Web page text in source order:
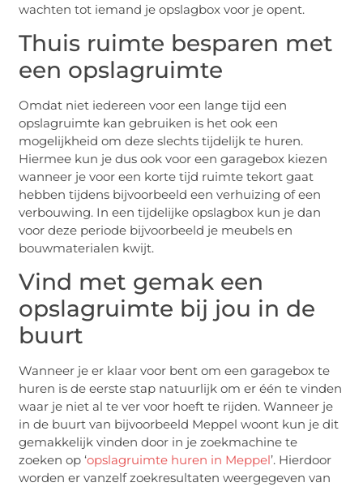
wachten tot iemand je opslagbox voor je opent.
Thuis ruimte besparen met
een opslagruimte
Omdat niet iedereen voor een lange tijd een
opslagruimte kan gebruiken is het ook een
mogelijkheid om deze slechts tijdelijk te huren.
Hiermee kun je dus ook voor een garagebox kiezen
wanneer je voor een korte tijd ruimte tekort gaat
hebben tijdens bijvoorbeeld een verhuizing of een
verbouwing. In een tijdelijke opslagbox kun je dan
voor deze periode bijvoorbeeld je meubels en
bouwmaterialen kwijt.
Vind met gemak een
opslagruimte bij jou in de
buurt
Wanneer je er klaar voor bent om een garagebox te
huren is de eerste stap natuurlijk om er één te vinden
waar je niet al te ver voor hoeft te rijden. Wanneer je
in de buurt van bijvoorbeeld Meppel woont kun je dit
gemakkelijk vinden door in je zoekmachine te
zoeken op ‘opslagruimte huren in Meppel’. Hierdoor
worden er vanzelf zoekresultaten weergegeven van